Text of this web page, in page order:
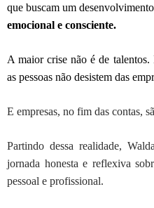
que buscam um
emocional e consciente.
A maior crise não é de
as pessoas não desistem das
E empresas, no fim das contas,
Partindo dessa realidade,
jornada honesta e reflexiva
pessoal e profissional.